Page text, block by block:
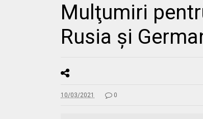
Mulţumiri
Rusia și
10/03/2021 0